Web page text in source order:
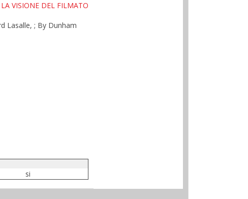
VISIONE DEL FILMATO
Lasalle, ; By Dunham
si